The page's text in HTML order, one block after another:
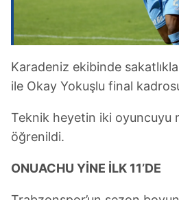
Karadeniz ekibinde
ile Okay Yokuşlu final
Teknik heyetin iki oyuncuyu
öğrenildi.
ONUACHU YİNE İLK 11’DE